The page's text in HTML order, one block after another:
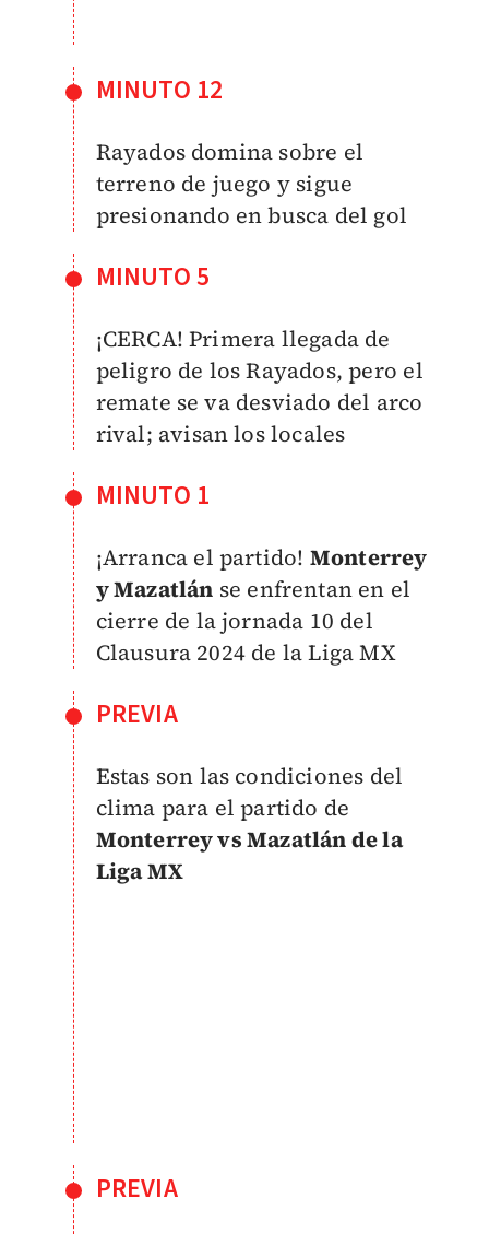
MINUTO 12
Rayados domina sobre el
terreno de juego y sigue
presionando en busca del gol
MINUTO 5
¡CERCA! Primera llegada de
peligro de los Rayados, pero el
remate se va desviado del arco
rival; avisan los locales
MINUTO 1
¡Arranca el partido! Monterrey
y Mazatlán se enfrentan en el
cierre de la jornada 10 del
Clausura 2024 de la Liga MX
PREVIA
Estas son las condiciones del
clima para el partido de
Monterrey vs Mazatlán de la
Liga MX
PREVIA